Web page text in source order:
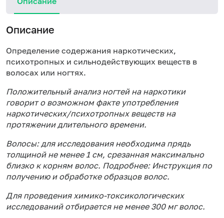
Описание
Определение содержания наркотических,
психотропных и сильнодействующих веществ в
волосах или ногтях.
Положительный анализ ногтей на наркотики
говорит о возможном факте употребления
наркотических/психотропных веществ на
протяжении длительного времени.
Волосы: для исследования необходима прядь
толщиной не менее 1 см, срезанная максимально
близко к корням волос. Подробнее: Инструкция по
получению и обработке образцов волос.
Для проведения химико-токсикологических
исследований отбирается не менее 300 мг волос.